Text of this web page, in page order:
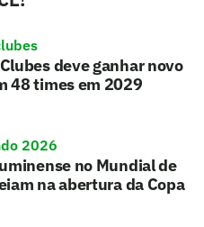
deve ganhar novo
48 times em 2029
2026
no Mundial de
na abertura da Copa